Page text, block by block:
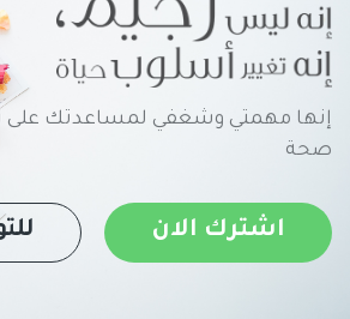
إنها مهمتي وشغفي لمساعدتك على
صحة
اشترك الان